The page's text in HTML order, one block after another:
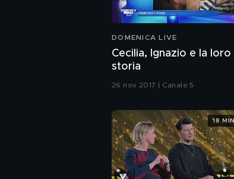
DOMENICA LIVE
Cecilia, Ignazio e la loro
storia
26 nov 2017 | Canale 5
18 MIN